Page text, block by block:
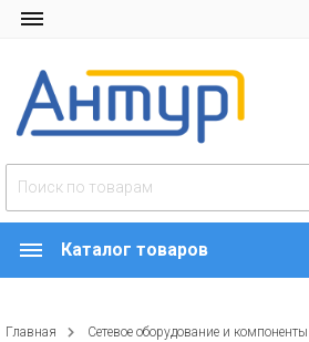
Каталог товаров
Главная Сетевое оборудование и компоненты